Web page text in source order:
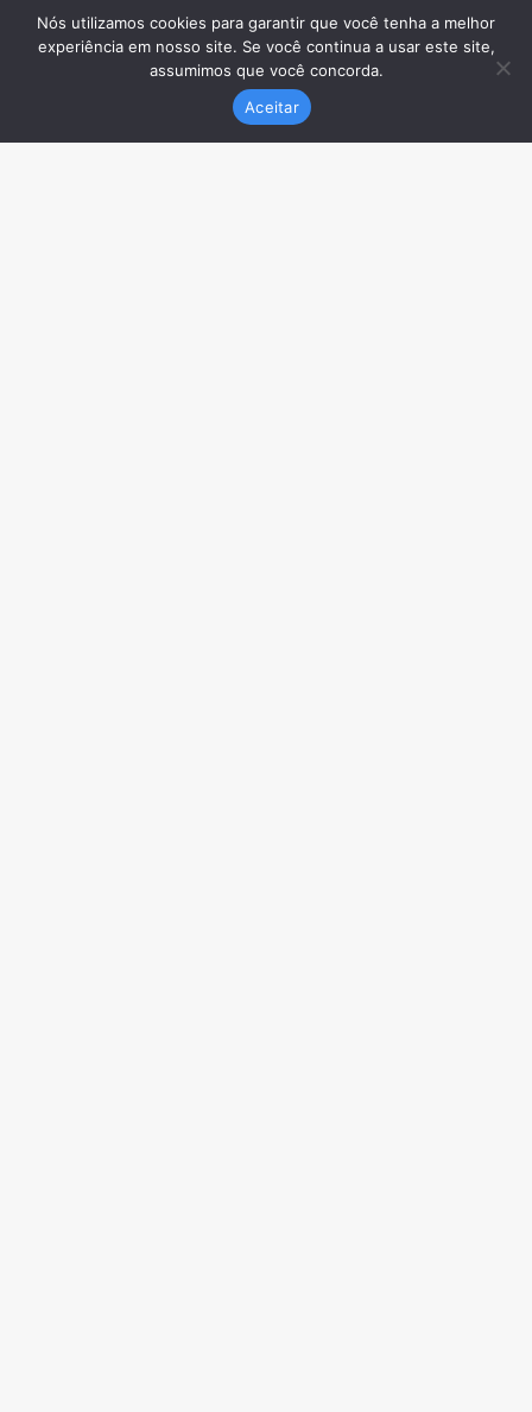
Nós utilizamos cookies para garantir que você tenha a melhor
experiência em nosso site. Se você continua a usar este site,
assumimos que você concorda.
Aceitar